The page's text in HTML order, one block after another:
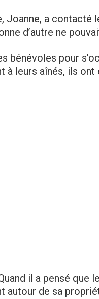
Joanne, a contacté
d’autre ne
bénévoles pour
à leurs aînés, ils
il a pensé que
autour de sa